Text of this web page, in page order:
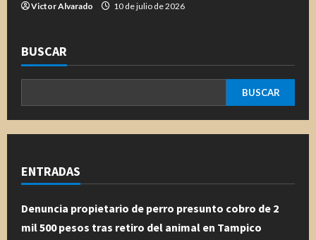
Victor Alvarado 10 de julio de 2026
BUSCAR
BUSCAR
ENTRADAS
Denuncia propietario de perro presunto cobro de 2
mil 500 pesos tras retiro del animal en Tampico